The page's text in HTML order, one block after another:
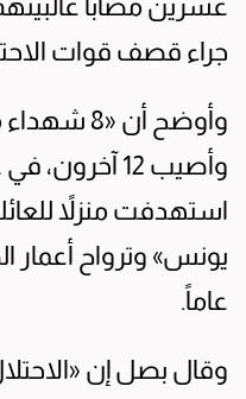
عشرين مصاباً
جراء قصف قوات
وأوضح أن
وأصيب 12
استهدفت منزلاً
عاماً.
وقال بصل إن